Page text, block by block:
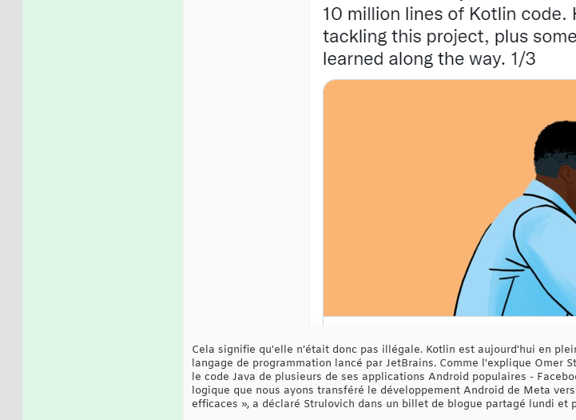
Cela signifie qu'elle n’était donc pas illégale. Kotlin est aujourd'hui en
langage de programmation lancé par JetBrains. Comme l'explique Omer
le code Java de plusieurs de ses applications Android populaires -
logique que nous ayons transféré le développement Android de Meta
efficaces », a déclaré Strulovich dans un billet de blogue partagé lundi et